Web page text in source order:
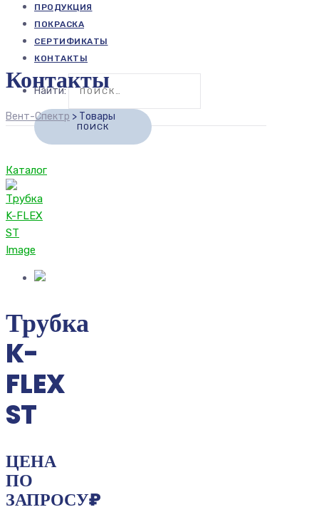
ПРОДУКЦИЯ
ПОКРАСКА
СЕРТИФИКАТЫ
КОНТАКТЫ
Найти:
Контакты
Вент-Спектр > Товары
Каталог
Трубка
K-
FLEX
ST
ЦЕНА
ПО
ЗАПРОСУ₽